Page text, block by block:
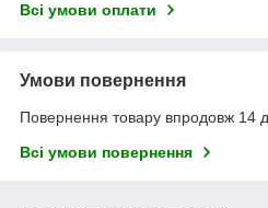
Всі умови оплати
Умови повернення
Повернення товару впродовж 14
Всі умови повернення